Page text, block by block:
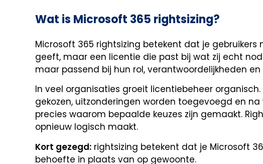
Wat is Microsoft 365 rightsizing?
Microsoft 365 rightsizing betekent dat je
geeft, maar een licentie die past bij wat zij echt
maar passend bij hun rol, verantwoordelijkheden
In veel organisaties groeit licentiebeheer
gekozen, uitzonderingen worden toegevoegd en
precies waarom bepaalde keuzes zijn gemaakt.
opnieuw logisch maakt.
Kort gezegd: rightsizing betekent dat je Microsoft
behoefte in plaats van op gewoonte.